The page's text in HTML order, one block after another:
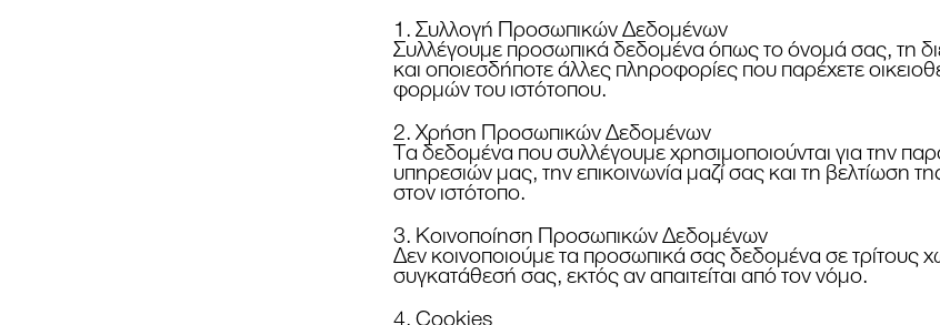
1. Συλλογή Προσωπικών Δεδομένων
Συλλέγουμε προσωπικά δεδομένα όπως το όνομά σας, τη
και οποιεσδήποτε άλλες πληροφορίες που παρέχετε
φορμών του ιστότοπου.
2. Χρήση Προσωπικών Δεδομένων
Τα δεδομένα που συλλέγουμε χρησιμοποιούνται για την
υπηρεσιών μας, την επικοινωνία μαζί σας και τη βελτίωση
στον ιστότοπο.
3. Κοινοποίηση Προσωπικών Δεδομένων
Δεν κοινοποιούμε τα προσωπικά σας δεδομένα σε τρίτους
συγκατάθεσή σας, εκτός αν απαιτείται από τον νόμο.
4. Cookies